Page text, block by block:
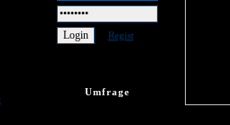
Regist
Umfrage